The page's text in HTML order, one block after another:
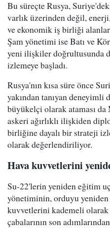
Bu süreçte Rusya,
varlık üzerinden değil,
ve ekonomik iş birliği
Şam yönetimi ise Batı ve
yeni ilişkiler doğrultusunda
izlemeye başladı.
Rusya'nın kısa süre önce
yakından tanıyan
büyükelçi olarak ataması
askeri ağırlıklı ilişkiden
birliğine dayalı bir strateji
olarak değerlendiriliyor.
Hava kuvvetlerini
Su-22'lerin yeniden eğitim
yönetiminin, orduyu yeniden
kuvvetlerini kademeli
çabalarının son